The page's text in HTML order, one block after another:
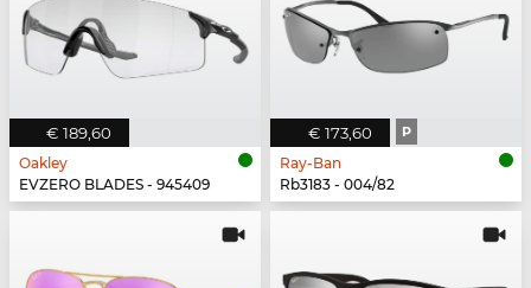
€ 189,60
Oakley
EVZERO BLADES - 945409
€ 173,60 P
Ray-Ban
Rb3183 - 004/82